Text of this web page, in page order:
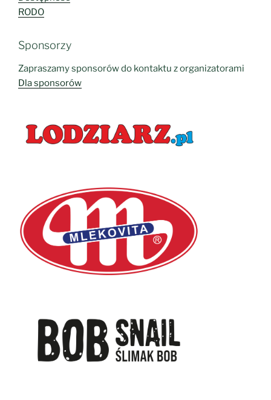
RODO
Sponsorzy
Zapraszamy sponsorów do kontaktu z organizatorami
Dla sponsorów